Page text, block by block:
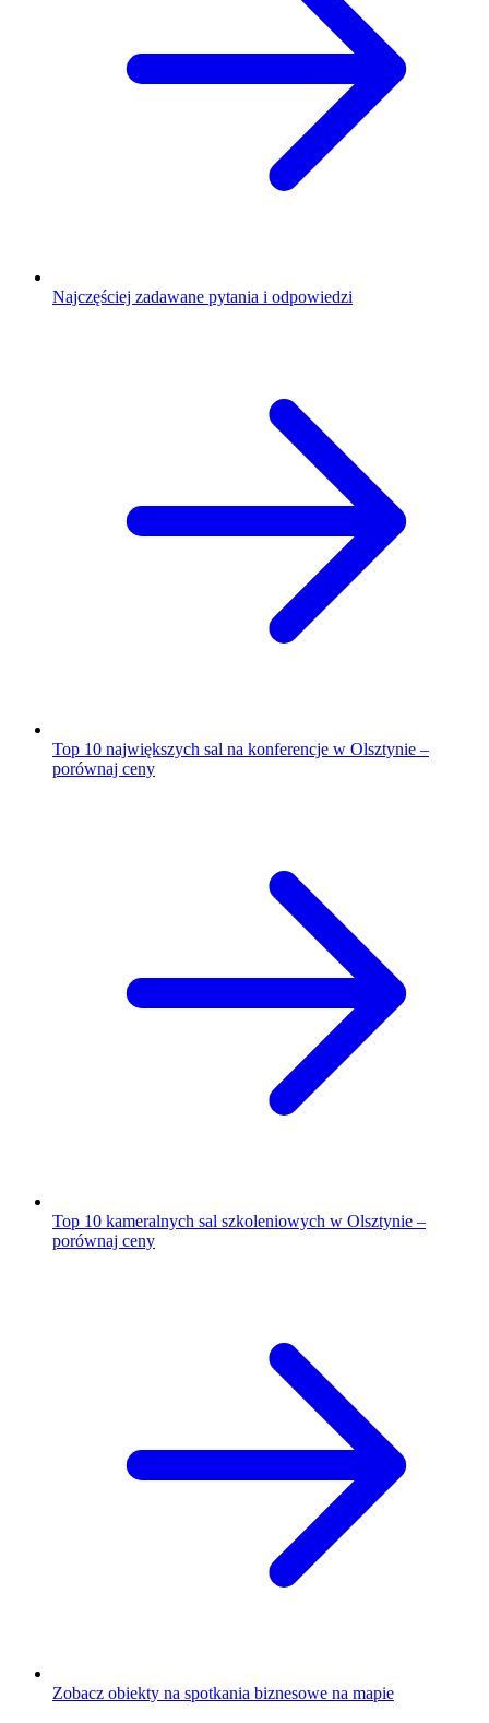
Najczęściej zadawane pytania i odpowiedzi
Top 10 największych sal na konferencje w Olsztynie –
porównaj ceny
Top 10 kameralnych sal szkoleniowych w Olsztynie –
porównaj ceny
Zobacz obiekty na spotkania biznesowe na mapie